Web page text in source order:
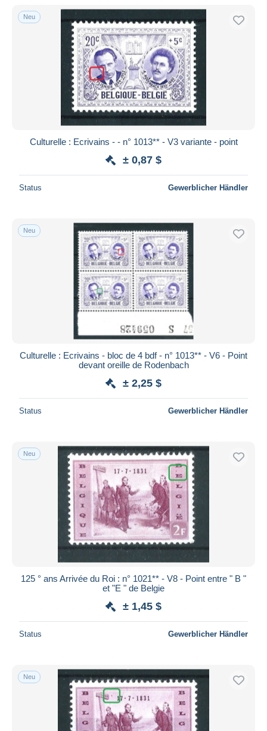
Neu
Culturelle : Ecrivains - - n° 1013** - V3 variante - point
± 0,87 $
Status Gewerblicher Händler
Neu
Culturelle : Ecrivains - bloc de 4 bdf - n° 1013** - V6 - Point
devant oreille de Rodenbach
± 2,25 $
Status Gewerblicher Händler
Neu
125 ° ans Arrivée du Roi : n° 1021** - V8 - Point entre " B "
et "E " de Belgie
± 1,45 $
Status Gewerblicher Händler
Neu